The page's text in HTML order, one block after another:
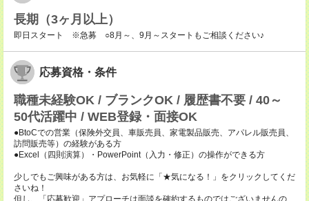
長期（3ヶ月以上）
即日スタート ※急募 ○8月～、9月～スタートもご相談ください♪
応募資格・条件
職種未経験OK / ブランクOK / 履歴書不要 / 40～
50代活躍中 / WEB登録・面接OK
●BtoCでの営業（保険外交員、車販売員、家電製品販売、アパレル販売員、
訪問販売等）の経験がある方
●Excel（四則演算）・PowerPoint（入力・修正）の操作ができる方
少しでもご興味がある方は、お気軽に「★気になる！」をクリックしてくだ
さいね！
但し、「応募歓迎」アプローチは面談を確約するものではございませんの